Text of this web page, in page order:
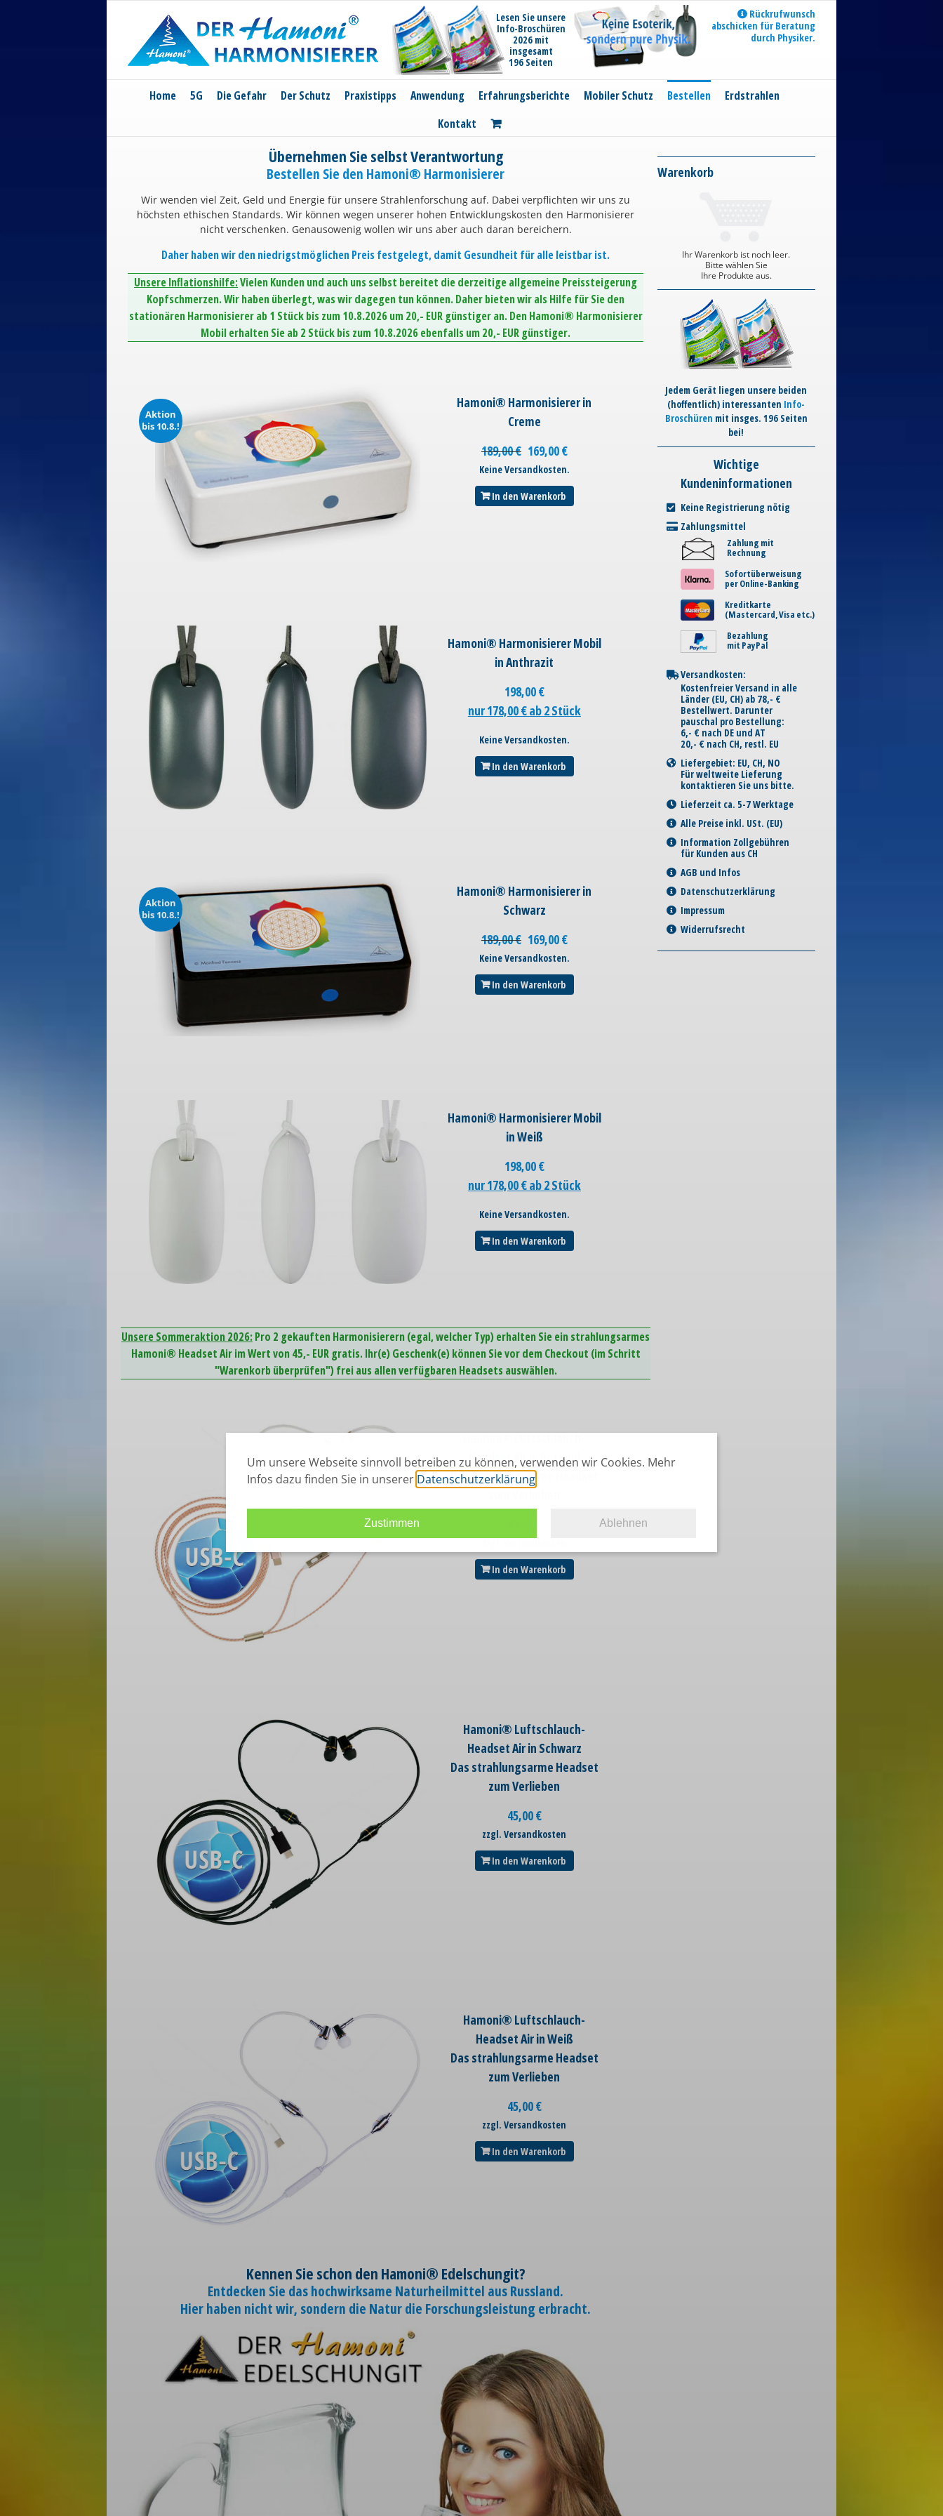
Lesen Sie unsere
Info-Broschüren
2026 mit
insgesamt
196 Seiten
Rückrufwunsch
abschicken für Beratung
durch Physiker.
Home 5G Die Gefahr Der Schutz Praxistipps Anwendung Erfahrungsberichte Mobiler Schutz Bestellen
Erdstrahlen
Kontakt
Übernehmen Sie selbst Verantwortung
Bestellen Sie den Hamoni® Harmonisierer
Wir wenden viel Zeit, Geld und Energie für unsere Strahlenforschung auf. Dabei verpflichten wir uns zu
höchsten ethischen Standards. Wir können wegen unserer hohen Entwicklungskosten den Harmonisierer
nicht verschenken. Genausowenig wollen wir uns aber auch daran bereichern.
Daher haben wir den niedrigstmöglichen Preis festgelegt, damit Gesundheit für alle leistbar ist.
Unsere Inflationshilfe:Vielen Kunden und auch uns selbst bereitet die derzeitige allgemeine Preissteigerung
Kopfschmerzen. Wir haben überlegt, was wir dagegen tun können. Daher bieten wir als Hilfe für Sie den
stationären Harmonisierer ab 1 Stück bis zum 10.8.2026 um 20,- EUR günstiger an. Den Hamoni® Harmonisierer
Mobil erhalten Sie ab 2 Stück bis zum 10.8.2026 ebenfalls um 20,- EUR günstiger.
Aktion
bis 10.8.!
Hamoni® Harmonisierer in
Creme
189,00€ 169,00€
Keine Versandkosten.
In den Warenkorb
Hamoni® Harmonisierer Mobil
in Anthrazit
198,00€
nur 178,00 € ab 2 Stück
Keine Versandkosten.
In den Warenkorb
Aktion
bis 10.8.!
Hamoni® Harmonisierer in
Schwarz
189,00€ 169,00€
Keine Versandkosten.
In den Warenkorb
Hamoni® Harmonisierer Mobil
in Weiß
198,00€
nur 178,00 € ab 2 Stück
Keine Versandkosten.
In den Warenkorb
Unsere Sommeraktion 2026: Pro 2 gekauften Harmonisierern (egal, welcher Typ) erhalten Sie ein strahlungsarmes
Hamoni® Headset Air im Wert von 45,- EUR gratis. Ihr(e) Geschenk(e) können Sie vor dem Checkout (im Schritt
"Warenkorb überprüfen") frei aus allen verfügbaren Headsets auswählen.
Hamoni® Luftschlauch-
Headset Air in Rotgold
Das strahlungsarme Headset
In den Warenkorb
Hamoni® Luftschlauch-
Headset Air in Schwarz
Das strahlungsarme Headset
zum Verlieben
45,00€
zzgl. Versandkosten
In den Warenkorb
Hamoni® Luftschlauch-
Headset Air in Weiß
Das strahlungsarme Headset
zum Verlieben
45,00€
zzgl. Versandkosten
In den Warenkorb
Kennen Sie schon den Hamoni® Edelschungit?
Entdecken Sie das hochwirksame Naturheilmittel aus Russland.
Hier haben nicht wir, sondern die Natur die Forschungsleistung erbracht.
Warenkorb
Ihr Warenkorb ist noch leer.
Bitte wählen Sie
Ihre Produkte aus.
Jedem Gerät liegen unsere beiden
(hoffentlich) interessanten Info-
Broschüren mit insges. 196 Seiten
bei!
Wichtige
Kundeninformationen
Keine Registrierung nötig
Zahlungsmittel
Zahlung mit
Rechnung
Sofortüberweisung
per Online-Banking
Kreditkarte
(Mastercard, Visa etc.)
Bezahlung
mit PayPal
Versandkosten:
Kostenfreier Versand in alle
Länder (EU, CH) ab 78,- €
Bestellwert. Darunter
pauschal pro Bestellung:
6,- € nach DE und AT
20,- € nach CH, restl. EU
Liefergebiet: EU, CH, NO
Für weltweite Lieferung
kontaktieren Sie uns bitte.
Lieferzeit ca. 5-7 Werktage
Alle Preise inkl. USt. (EU)
Information Zollgebühren
für Kunden aus CH
AGB und Infos
Datenschutzerklärung
Impressum
Widerrufsrecht
Um unsere Webseite sinnvoll betreiben zu können, verwenden wir Cookies. Mehr
Infos dazu finden Sie in unserer Datenschutzerklärung
Zustimmen Ablehnen